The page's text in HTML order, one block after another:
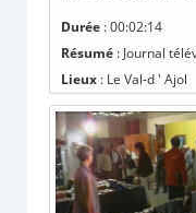
Durée : 00:02:14
Résumé : Journal
Lieux : Le Val-d ' Ajol